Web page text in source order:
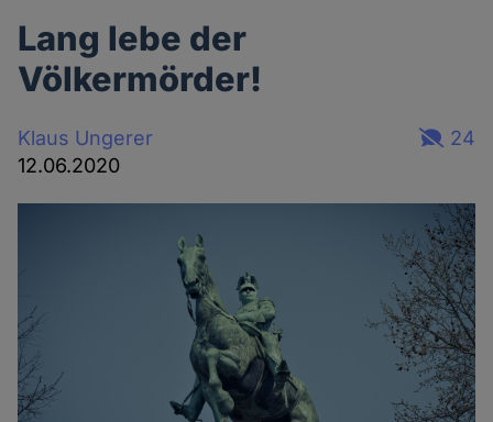
Lang lebe der
Völkermörder!
Klaus Ungerer
12.06.2020
24